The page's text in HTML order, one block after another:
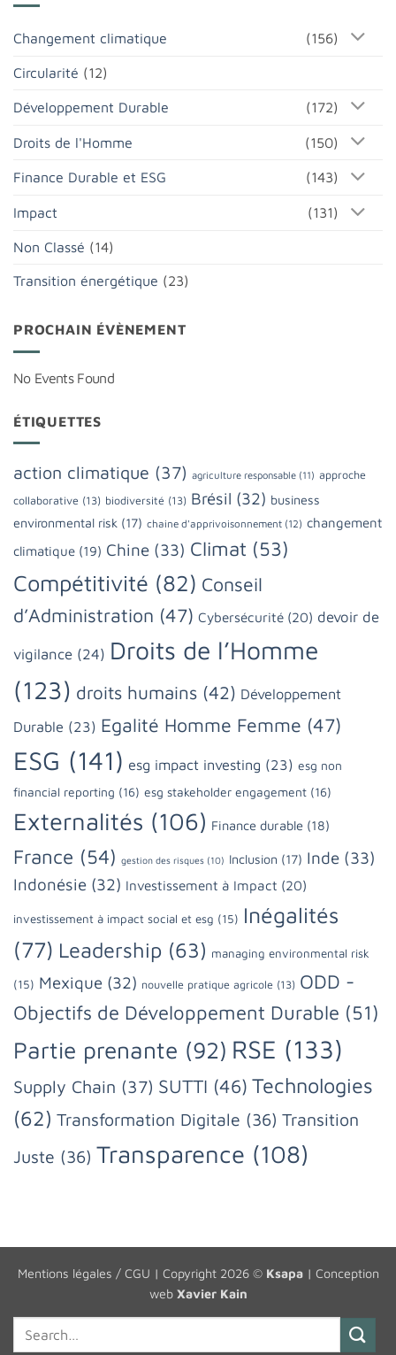
Changement climatique (156)
Circularité (12)
Développement Durable (172)
Droits de l'Homme (150)
Finance Durable et ESG (143)
Impact (131)
Non Classé (14)
Transition énergétique (23)
PROCHAIN ÉVÈNEMENT
No Events Found
ÉTIQUETTES
action climatique (37) agriculture responsable (11) approche
collaborative (13) biodiversité (13) Brésil (32) business
environmental risk (17) chaine d'apprivoisonnement (12) changement
climatique (19) Chine (33) Climat (53)
Compétitivité (82) Conseil
d’Administration (47) Cybersécurité (20) devoir de
vigilance (24) Droits de l’Homme
(123) droits humains (42) Développement
Durable (23) Egalité Homme Femme (47)
ESG (141) esg impact investing (23) esg non
financial reporting (16) esg stakeholder engagement (16)
Externalités (106) Finance durable (18)
France (54) gestion des risques (10) Inclusion (17) Inde (33)
Indonésie (32) Investissement à Impact (20)
investissement à impact social et esg (15) Inégalités
(77) Leadership (63) managing environmental risk
(15) Mexique (32) nouvelle pratique agricole (13) ODD -
Objectifs de Développement Durable (51)
Partie prenante (92) RSE (133)
Supply Chain (37) SUTTI (46) Technologies
(62) Transformation Digitale (36) Transition
Juste (36) Transparence (108)
Mentions légales / CGU | Copyright 2026 © Ksapa| Conception
web Xavier Kain